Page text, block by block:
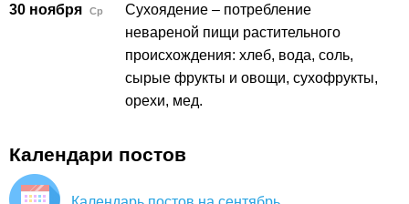
30 ноября
Ср
Сухоядение – потребление
невареной пищи растительного
происхождения: хлеб, вода, соль,
сырые фрукты и овощи, сухофрукты,
орехи, мед.
Календари постов